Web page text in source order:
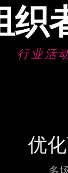
织
行业活
优